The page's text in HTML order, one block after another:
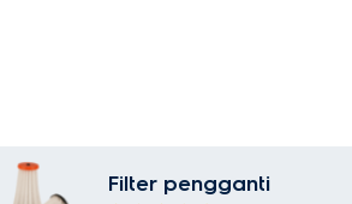
Filter pengganti